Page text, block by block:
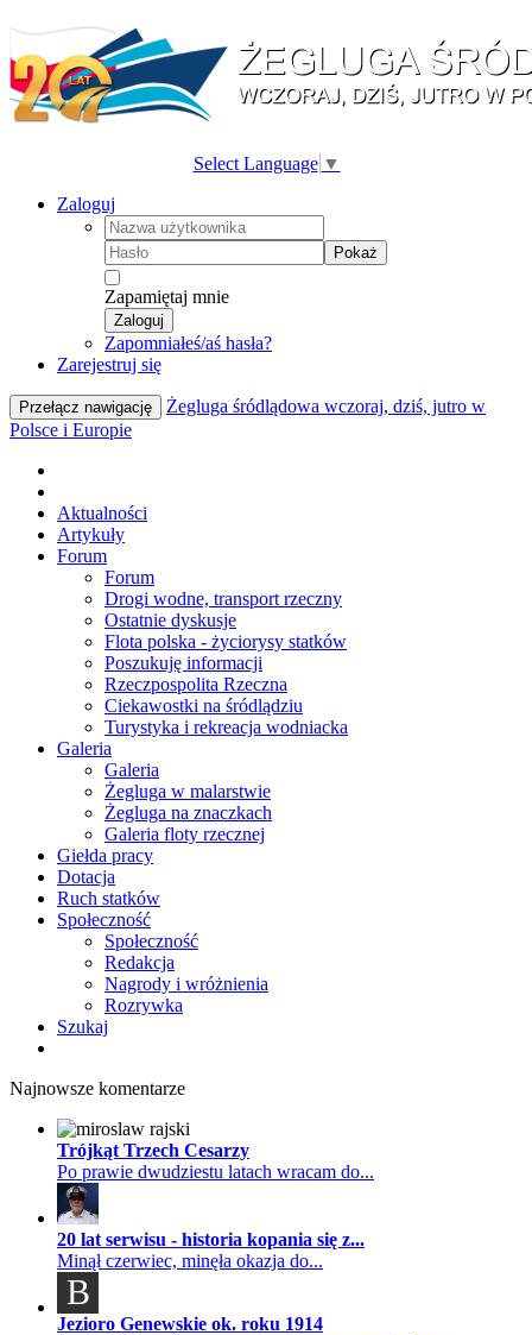
Select Language ▼
Zaloguj
Pokaż
Zapamiętaj mnie
Zaloguj
Zapomniałeś/aś hasła?
Zarejestruj się
Przełącz nawigację
Żegluga śródlądowa wczoraj, dziś, jutro w
Polsce i Europie
Aktualności
Artykuły
Forum
Forum
Drogi wodne, transport rzeczny
Ostatnie dyskusje
Flota polska - życiorysy statków
Poszukuję informacji
Rzeczpospolita Rzeczna
Ciekawostki na śródlądziu
Turystyka i rekreacja wodniacka
Galeria
Galeria
Żegluga w malarstwie
Żegluga na znaczkach
Galeria floty rzecznej
Giełda pracy
Dotacja
Ruch statków
Społeczność
Społeczność
Redakcja
Nagrody i wróżnienia
Rozrywka
Szukaj
Najnowsze komentarze
Trójkąt Trzech Cesarzy
Po prawie dwudziestu latach wracam do...
20 lat serwisu - historia kopania się z...
Minął czerwiec, minęła okazja do...
B
Jezioro Genewskie ok. roku 1914